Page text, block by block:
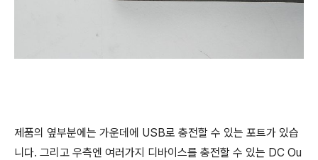
제품의 옆부분에는 가운데에 USB로 충전할 수 있는 포트가 있습
니다. 그리고 우측엔 여러가지 디바이스를 충전할 수 있는 DC Ou